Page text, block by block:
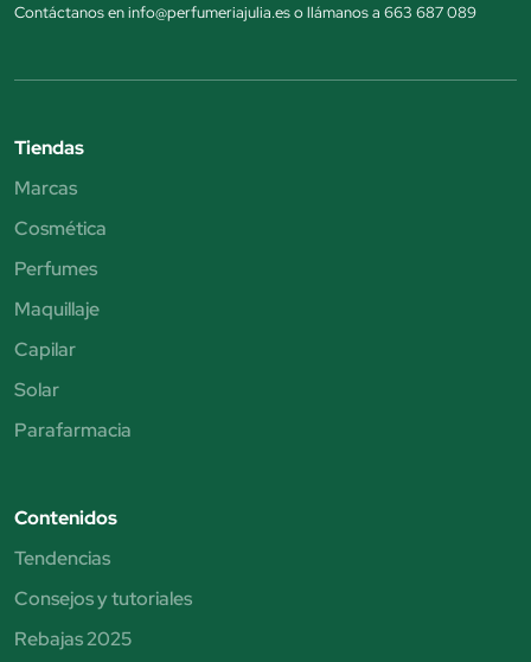
Contáctanos en info@perfumeriajulia.es o llámanos a 663 687 089
Tiendas
Marcas
Cosmética
Perfumes
Maquillaje
Capilar
Solar
Parafarmacia
Contenidos
Tendencias
Consejos y tutoriales
Rebajas 2025